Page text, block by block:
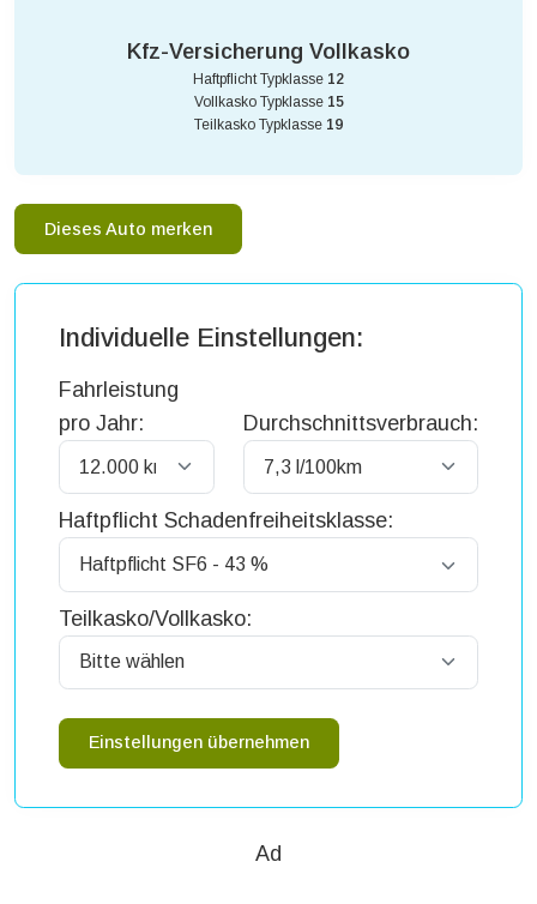
Kfz-Versicherung Vollkasko
Haftpflicht Typklasse 12
Vollkasko Typklasse 15
Teilkasko Typklasse 19
Dieses Auto merken
Individuelle Einstellungen:
Fahrleistung
pro Jahr:
Durchschnittsverbrauch:
Haftpflicht Schadenfreiheitsklasse:
Teilkasko/Vollkasko:
Einstellungen übernehmen
Ad